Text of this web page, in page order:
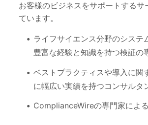
お客様のビジネスをサポートするサ
ています。
ライフサイエンス分野のシステ
豊富な経験と知識を持つ検証の
ベストプラクティスや導入に関
に幅広い実績を持つコンサルタ
ComplianceWireの専門家によ